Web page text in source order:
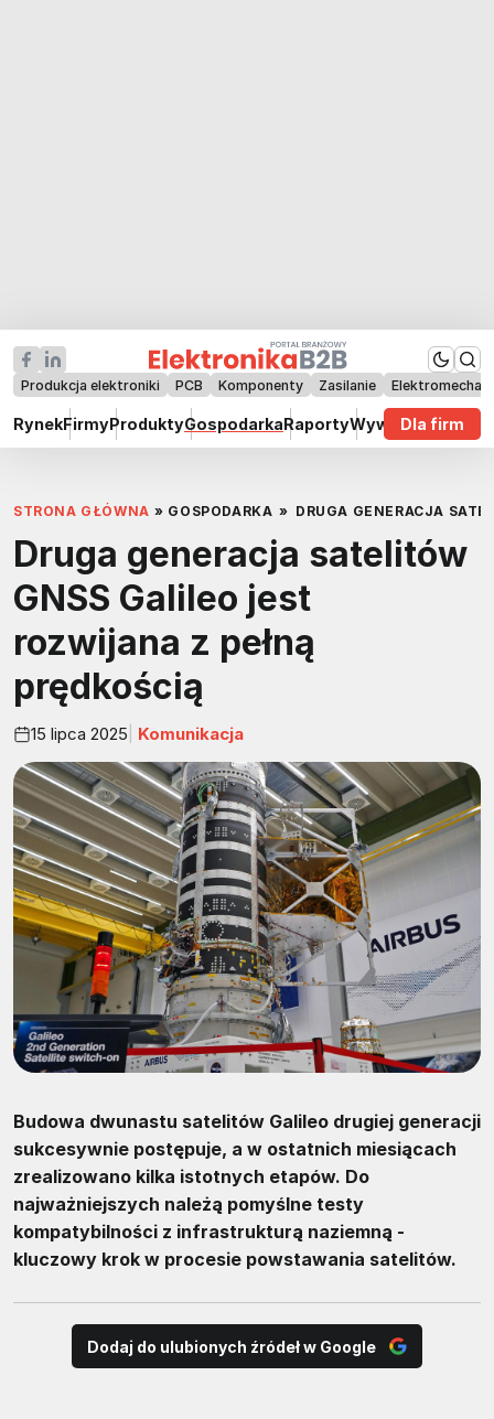
Produkcja elektroniki PCB Komponenty Zasilanie
RynekFirmyProduktyGospodarkaRaportyWywiadyDla firm
STRONA GŁÓWNA » GOSPODARKA » DRUGA GENERACJA
Druga generacja satelitów
GNSS Galileo jest
rozwijana z pełną
prędkością
15 lipca 2025 Komunikacja
Budowa dwunastu satelitów Galileo drugiej generacji
sukcesywnie postępuje, a w ostatnich miesiącach
zrealizowano kilka istotnych etapów. Do
najważniejszych należą pomyślne testy
kompatybilności z infrastrukturą naziemną -
kluczowy krok w procesie powstawania satelitów.
Dodaj do ulubionych źródeł w Google